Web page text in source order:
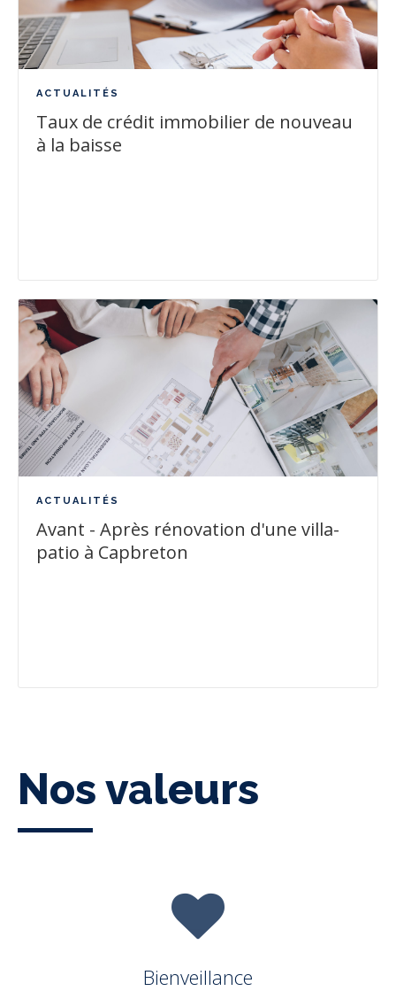
ACTUALITÉS
Taux de crédit immobilier de nouveau
à la baisse
ACTUALITÉS
Avant - Après rénovation d'une villa-
patio à Capbreton
Nos valeurs
Bienveillance